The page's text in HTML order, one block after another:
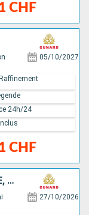
CHF
05/10/2027
CHF
24h/24
ÎLES TURQUES-ET-CAÏQUES, BONAIRE, ARUBA, ÉTATS-UNIS
27/10/2026